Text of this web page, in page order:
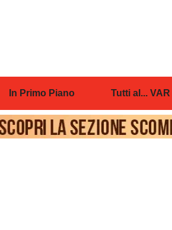
In Primo Piano Tutti al... VAR